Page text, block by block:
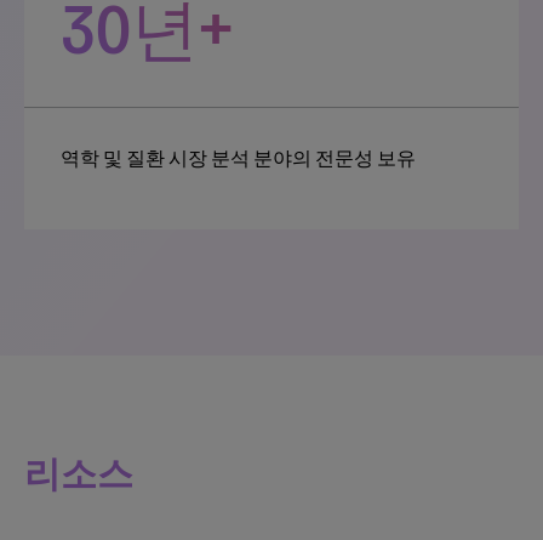
30년+
역학 및 질환 시장 분석 분야의 전문성 보유
리소스